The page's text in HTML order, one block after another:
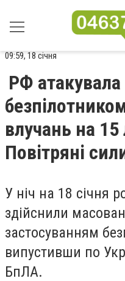
09:59, 18 січня
РФ атакувала
влучань на 15
Повітряні
У ніч на 18 січня
здійснили
застосуванням
випустивши по
БпЛА.